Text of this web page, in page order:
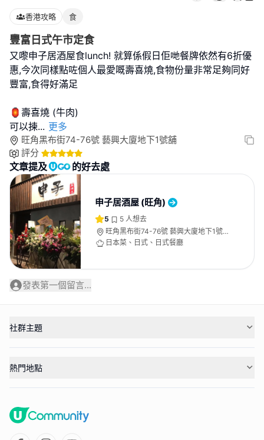
香港攻略 食
豐富日式午市定食
又嚟申子居酒屋食lunch! 就算係假日佢哋餐牌依然有6折優
惠,今次同樣點咗個人最愛嘅壽喜燒,食物份量非常足夠同好
豐富,食得好滿足
🏮壽喜燒 (牛肉)
可以揀... 更多
旺角黑布街74-76號 藝興大廈地下1號舖
評分
文章提及 的好去處
申子居酒屋 (旺角)
5 5 人想去
旺角黑布街74-76號 藝興大廈地下1號
舖
日本菜、日式、日式餐廳
發表第一個留言...
社群主題
熱門地點